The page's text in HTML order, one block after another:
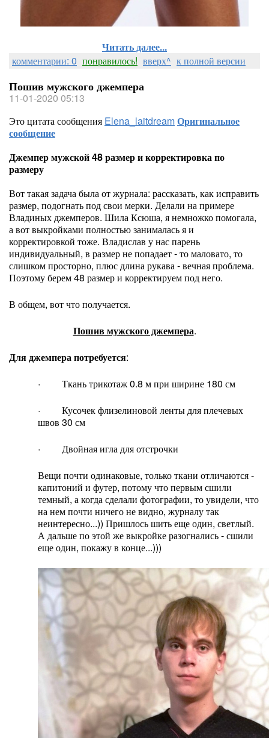
Читать далее...
комментарии: 0 понравилось! вверх^ к полной версии
Пошив мужского джемпера
11-01-2020 05:13
Это цитата сообщения Elena_laitdreamОригинальное
сообщение
Джемпер мужской 48 размер и корректировка по
размеру
Вот такая задача была от журнала: рассказать, как исправить
размер, подогнать под свои мерки. Делали на примере
Владиных джемперов. Шила Ксюша, я немножко помогала,
а вот выкройками полностью занималась я и
корректировкой тоже. Владислав у нас парень
индивидуальный, в размер не попадает - то маловато, то
слишком просторно, плюс длина рукава - вечная проблема.
Поэтому берем 48 размер и корректируем под него.
В общем, вот что получается.
Пошив мужского джемпера.
Для джемпера потребуется:
· Ткань трикотаж 0.8 м при ширине 180 см
· Кусочек флизелиновой ленты для плечевых
швов 30 см
· Двойная игла для отстрочки
Вещи почти одинаковые, только ткани отличаются -
капитоний и футер, потому что первым сшили
темный, а когда сделали фотографии, то увидели, что
на нем почти ничего не видно, журналу так
неинтересно...)) Пришлось шить еще один, светлый.
А дальше по этой же выкройке разогнались - сшили
еще один, покажу в конце...)))